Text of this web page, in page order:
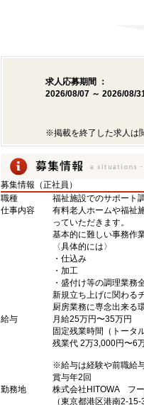
求人応募期間 ：
2026/08/07 ～ 2026/08/
※掲載を終了した求人は
募集情報（正社員）
職種
福祉施設でのサポート
仕事内容
有料老人ホームや福祉
っていただきます。
基本的に難しい事務作
〈具体的には〉
・仕込み
・加工
・盛付け等の調理業務
新規立ち上げに関わる
厨房業務に専念出来る
給与
月給25万円〜35万円
固定残業時間（トータ
残業代 2万3,000円〜6
※給与は経験や前職給
賞与年2回
勤務地
株式会社HITOWA フ
（東京都港区港南2-15-3